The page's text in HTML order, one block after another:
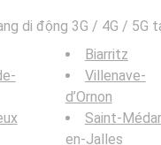
di động 3G / 4G / 5G
Biarritz
Villenave-
d’Ornon
Saint-
en-Jalles